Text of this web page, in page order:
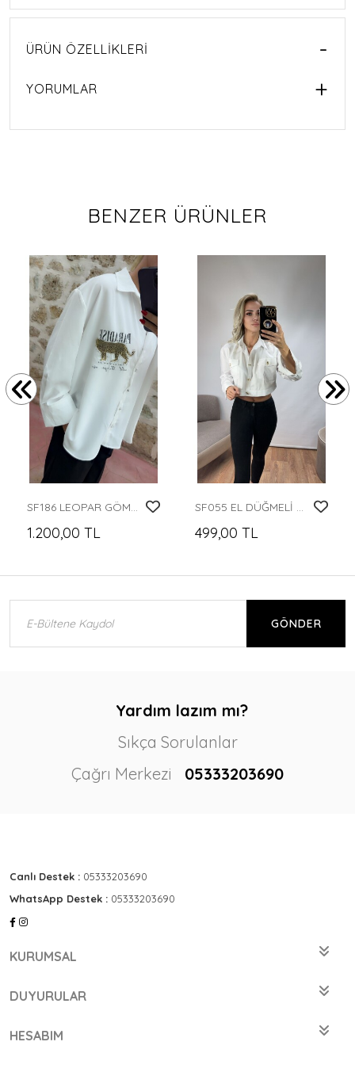
ÜRÜN ÖZELLIKLERI
YORUMLAR
BENZER ÜRÜNLER
1.200,00 TL 499,00 TL
GÖNDER
Yardım lazım mı?
Sıkça Sorulanlar
Çağrı Merkezi
05333203690
Canlı Destek : 05333203690
WhatsApp Destek : 05333203690
KURUMSAL
DUYURULAR
HESABIM